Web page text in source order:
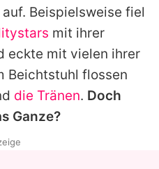
Beispielsweise fiel
mit ihrer
eckte mit vielen ihrer
Beichtstuhl flossen
die Tränen. Doch
Ganze?